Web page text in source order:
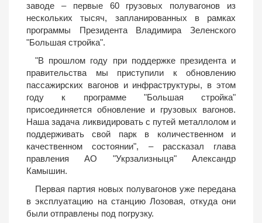
заводе – первые 60 грузовых полувагонов из
нескольких тысяч, запланированных в рамках
программы Президента Владимира Зеленского
"Большая стройка".
"В прошлом году при поддержке президента и
правительства мы приступили к обновлению
пассажирских вагонов и инфраструктуры, в этом
году к программе "Большая стройка"
присоединяется обновление и грузовых вагонов.
Наша задача ликвидировать с путей металлолом и
поддерживать свой парк в количественном и
качественном состоянии", – рассказал глава
правления АО "Укрзализныця" Александр
Камышин.
Первая партия новых полувагонов уже передана
в эксплуатацию на станцию ​​Лозовая, откуда они
были отправлены под погрузку.